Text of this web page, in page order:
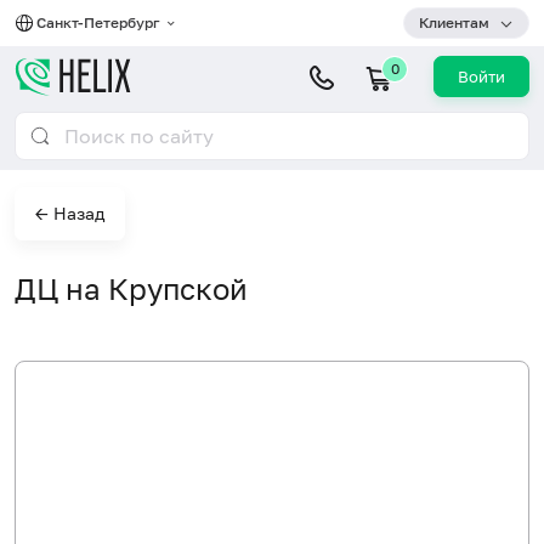
Санкт-Петербург Клиентам
0 Войти
← Назад
ДЦ на Крупской